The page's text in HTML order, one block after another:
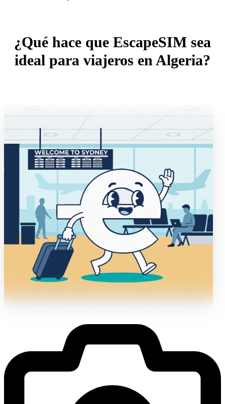
¿Qué hace que EscapeSIM sea
ideal para viajeros en Algeria?